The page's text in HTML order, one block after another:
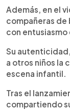
Además, en el
compañeras de
con entusiasmo
Su
a otros niños la
escena infantil.
Tras el
compartiendo